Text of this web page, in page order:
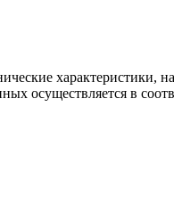
осуществляется в